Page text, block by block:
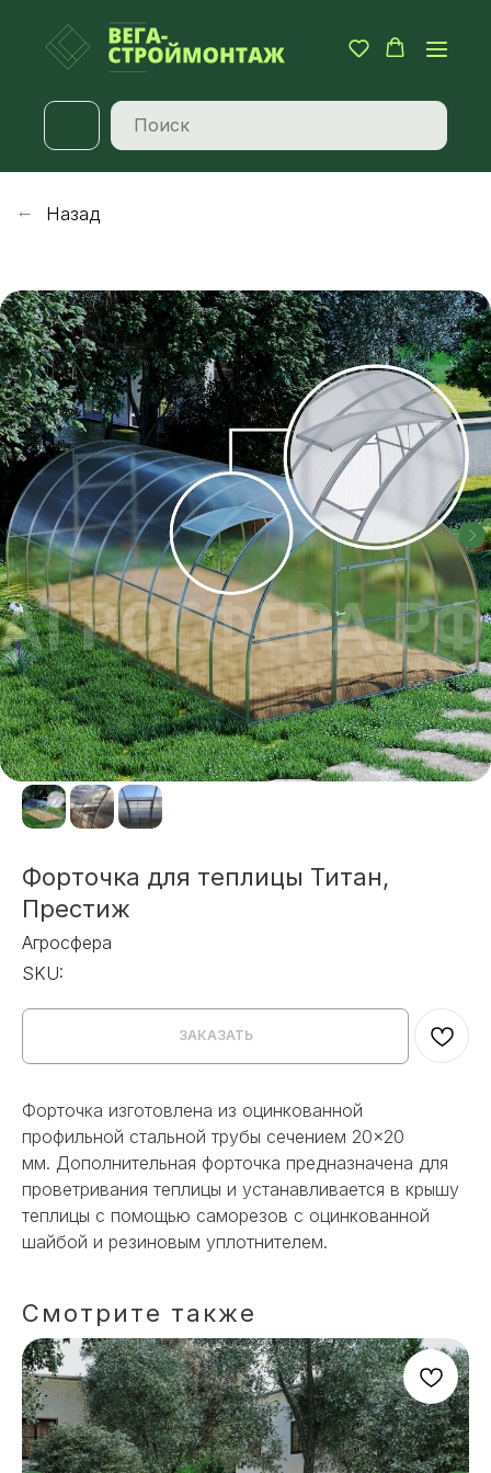
Назад
Форточка для теплицы Титан,
Престиж
Агросфера
SKU:
ЗАКАЗАТЬ
Форточка изготовлена из оцинкованной
профильной стальной трубы сечением 20×20
мм. Дополнительная форточка предназначена для
проветривания теплицы и устанавливается в крышу
теплицы с помощью саморезов с оцинкованной
шайбой и резиновым уплотнителем.
Смотрите также
НЕ НАШЛИ НУЖНОЕ